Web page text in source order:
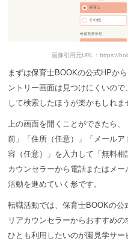
画像引用元URL：https://
まずは保育士BOOKの公式HPか
ントリー画面は見つけにくいの
して検索したほうが楽かもしれま
上の画面を開くことができたら
前」「住所（任意）」「メール
容（任意）」を入力して「無料
カウンセラーから電話またはメ
活動を進めていく形です。
転職活動では、保育士BOOKの公
リアカウンセラーからおすすめ
ひとも利用したいのが園見学サ